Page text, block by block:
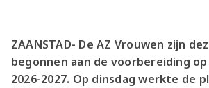
ZAANSTAD- De AZ Vrouwen zijn
begonnen aan de voorbereiding
2026-2027. Op dinsdag werkte de